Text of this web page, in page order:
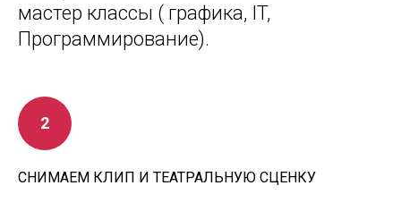
мастер классы ( графика, IT,
Программирование).
СНИМАЕМ КЛИП И ТЕАТРАЛЬНУЮ СЦЕНКУ